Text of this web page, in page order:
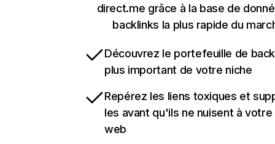
direct.me grâce à la base de
backlinks la plus rapide du
Découvrez le portefeuille de
plus important de votre niche
Repérez les liens toxiques et
les avant qu'ils ne nuisent à
web